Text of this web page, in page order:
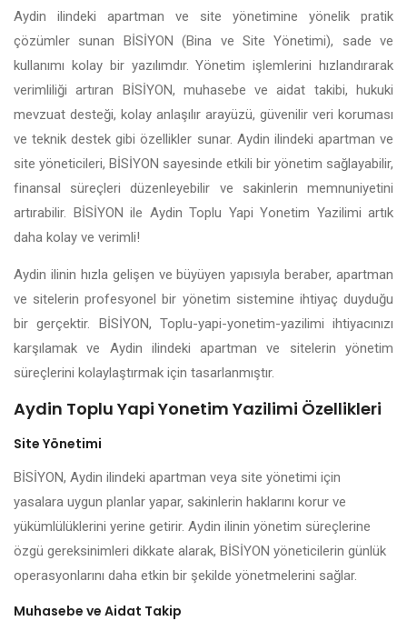
Aydin ilindeki apartman ve site yönetimine yönelik pratik
çözümler sunan BİSİYON (Bina ve Site Yönetimi), sade ve
kullanımı kolay bir yazılımdır. Yönetim işlemlerini hızlandırarak
verimliliği artıran BİSİYON, muhasebe ve aidat takibi, hukuki
mevzuat desteği, kolay anlaşılır arayüzü, güvenilir veri koruması
ve teknik destek gibi özellikler sunar. Aydin ilindeki apartman ve
site yöneticileri, BİSİYON sayesinde etkili bir yönetim sağlayabilir,
finansal süreçleri düzenleyebilir ve sakinlerin memnuniyetini
artırabilir. BİSİYON ile Aydin Toplu Yapi Yonetim Yazilimi artık
daha kolay ve verimli!
Aydin ilinin hızla gelişen ve büyüyen yapısıyla beraber, apartman
ve sitelerin profesyonel bir yönetim sistemine ihtiyaç duyduğu
bir gerçektir. BİSİYON, Toplu-yapi-yonetim-yazilimi ihtiyacınızı
karşılamak ve Aydin ilindeki apartman ve sitelerin yönetim
süreçlerini kolaylaştırmak için tasarlanmıştır.
Aydin Toplu Yapi Yonetim Yazilimi Özellikleri
Site Yönetimi
BİSİYON, Aydin ilindeki apartman veya site yönetimi için
yasalara uygun planlar yapar, sakinlerin haklarını korur ve
yükümlülüklerini yerine getirir. Aydin ilinin yönetim süreçlerine
özgü gereksinimleri dikkate alarak, BİSİYON yöneticilerin günlük
operasyonlarını daha etkin bir şekilde yönetmelerini sağlar.
Muhasebe ve Aidat Takip